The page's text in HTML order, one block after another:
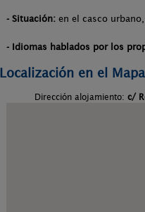
- Situación: en el casco
- Idiomas hablados por los
Localización en el Mapa
Dirección alojamiento: c/